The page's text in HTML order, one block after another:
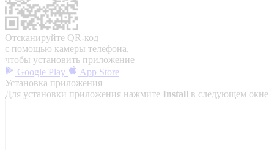
Отсканируйте QR-код
с помощью камеры телефона,
чтобы установить приложение
Google Play
App Store
Установка приложения
Для установки приложения нажмите Install в следующем окне